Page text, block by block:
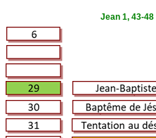
Jean 1, 43-48